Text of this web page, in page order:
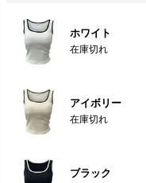
ホワイト
在庫切れ
アイボリー
在庫切れ
ブラック